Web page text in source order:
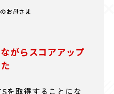
すことができまし
お母さま
がらスコアアップ
を取得することにな